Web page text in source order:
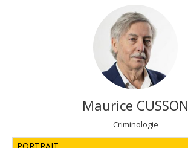
Maurice CUSSON
Criminologie
PORTRAIT